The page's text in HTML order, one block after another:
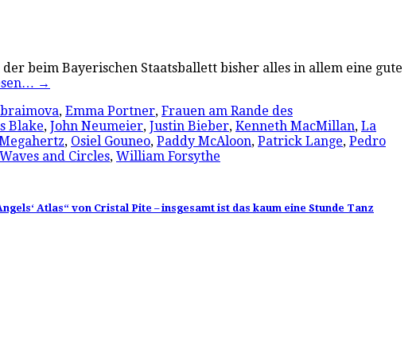
beim Bayerischen Staatsballett bisher alles in allem eine gute
→
, Emma Portner, Frauen am Rande des
Blake, John Neumeier, Justin Bieber, Kenneth MacMillan, La
, Osiel Gouneo, Paddy McAloon, Patrick Lange, Pedro
Waves and Circles, William Forsythe
Atlas“ von Cristal Pite – insgesamt ist das kaum eine Stunde Tanz